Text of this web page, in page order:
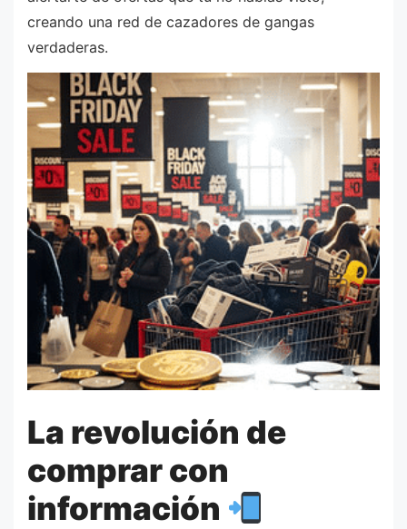
creando una red de cazadores de gangas
verdaderas.
La revolución de
comprar con
información